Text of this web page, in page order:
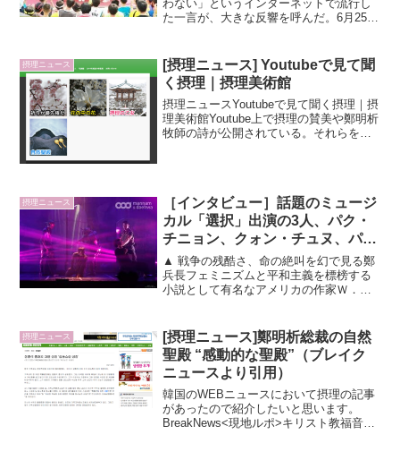
わない」というインターネットで流行し
た一言が、大きな反響を呼んだ。6月25日
ィア会」が、ソーシャルメディアを通し
て、「關愛之家（...
摂理ニュース
[摂理ニュース] Youtubeで見て聞
く摂理｜摂理美術館
摂理ニュースYoutubeで見て聞く摂理｜摂
理美術館Youtube上で摂理の賛美や鄭明析
牧師の詩が公開されている。それらを
摂理ニュース
［インタビュー］話題のミュージ
カル「選択」出演の3人、パク・
チニョン、クォン・チュヌ、パ
ク・ウンジンに会う
▲ 戦争の残酷さ、命の絶叫を幻で見る鄭
兵長フェミニズムと平和主義を標榜する
小説として有名なアメリカの作家Ｗ．
ない。むしろ、「同盟軍すら憎め」と教
える...
摂理ニュース
[摂理ニュース]鄭明析総裁の自然
聖殿 “感動的な聖殿”（ブレイク
ニュースより引用）
韓国のWEBニュースにおいて摂理の記事
があったので紹介したいと思います。
BreakNews<現地ルポ>キリスト教福音宣